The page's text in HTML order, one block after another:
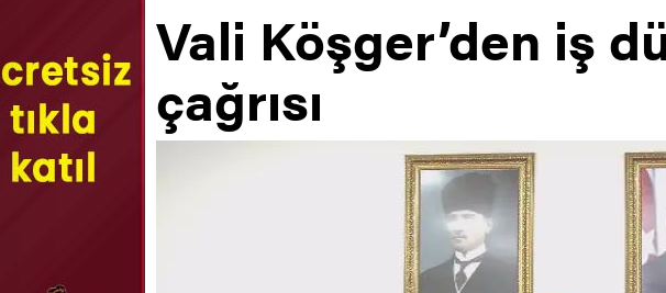
Vali Köşger’den iş
çağrısı